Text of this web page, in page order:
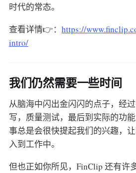
时代的常态。
查看详情👉： https://
intro/
我们仍然需要一些时间
从脑海中闪出金闪闪的点子，经
写，质量测试，最后到实际的功
事总是会很快提起我们的兴趣，
入到工作中。
但也正如你所见，FinClip 还有许